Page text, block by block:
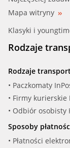
Mapa witryny
Klasyki i
Rodzaje
Rodzaje
• Paczkomaty
• Firmy kurierskie
• Odbiór osobisty
Sposoby
• Płatności